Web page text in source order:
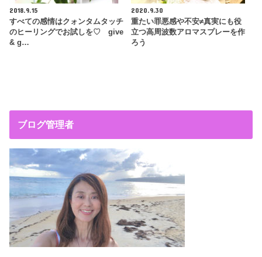
2018.9.15
すべての感情はクォンタムタッチ
のヒーリングでお試しを♡ give
& g…
2020.9.30
重たい罪悪感や不安≠真実にも役
立つ高周波数アロマスプレーを作
ろう
ブログ管理者